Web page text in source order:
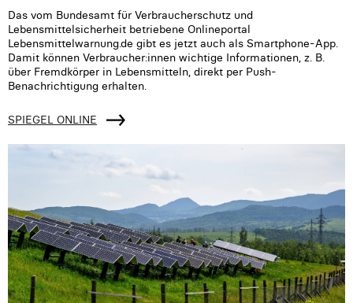
Das vom Bundesamt für Verbraucherschutz und
Lebensmittelsicherheit betriebene Onlineportal
Lebensmittelwarnung.de gibt es jetzt auch als Smartphone-App.
Damit können Verbraucher:innen wichtige Informationen, z. B.
über Fremdkörper in Lebensmitteln, direkt per Push-
Benachrichtigung erhalten.
SPIEGEL ONLINE